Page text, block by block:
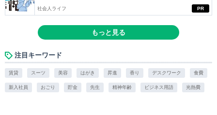
PR
社会人ライフ
もっと見る
注目キーワード
賃貸 スーツ 美容 はがき 昇進 香り デスクワーク 食費
新入社員 おごり 貯金 先生 精神年齢 ビジネス用語 光熱費